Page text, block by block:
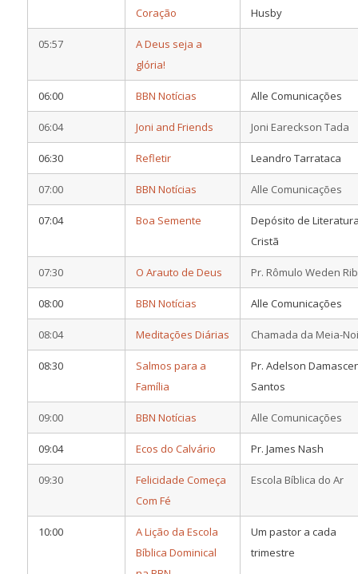
Coração
Husby
05:57
A Deus seja a
glória!
06:00 BBN Notícias Alle Comunicações
06:04 Joni and Friends Joni Eareckson Tada
06:30 Refletir Leandro Tarrataca
07:00 BBN Notícias Alle Comunicações
07:04 Boa Semente
Depósito de
Cristã
07:30 O Arauto de Deus Pr. Rômulo Weden
08:00 BBN Notícias Alle Comunicações
08:04 Meditações Diárias Chamada da Meia-
08:30
Salmos para a
Família
Pr. Adelson
Santos
09:00 BBN Notícias Alle Comunicações
09:04 Ecos do Calvário Pr. James Nash
09:30
Felicidade Começa
Com Fé
Escola Bíblica do Ar
10:00
A Lição da Escola
Bíblica Dominical
Um pastor a cada
trimestre